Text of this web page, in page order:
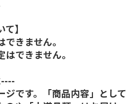
】
きません。
できません。
です。「商品内容」として